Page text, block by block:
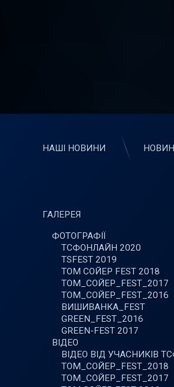
НАШІ НОВИНИ
ГАЛЕРЕЯ
ФОТОГРАФІЇ
ТСФОНЛАЙН 2020
TSFEST 2019
ТОМ СОЙЕР FEST 2018
ТОМ_СОЙЕР_FEST_2017
ТОМ_СОЙЕР_FEST_2016
ВИШИВАНКА_FEST
GREEN_FEST_2016
GREEN-FEST 2017
ВІДЕО
ВІДЕО ВІД УЧАСНИКІВ
ТОМ_СОЙЕР_FEST_2018
ТОМ_СОЙЕР_FEST_2017